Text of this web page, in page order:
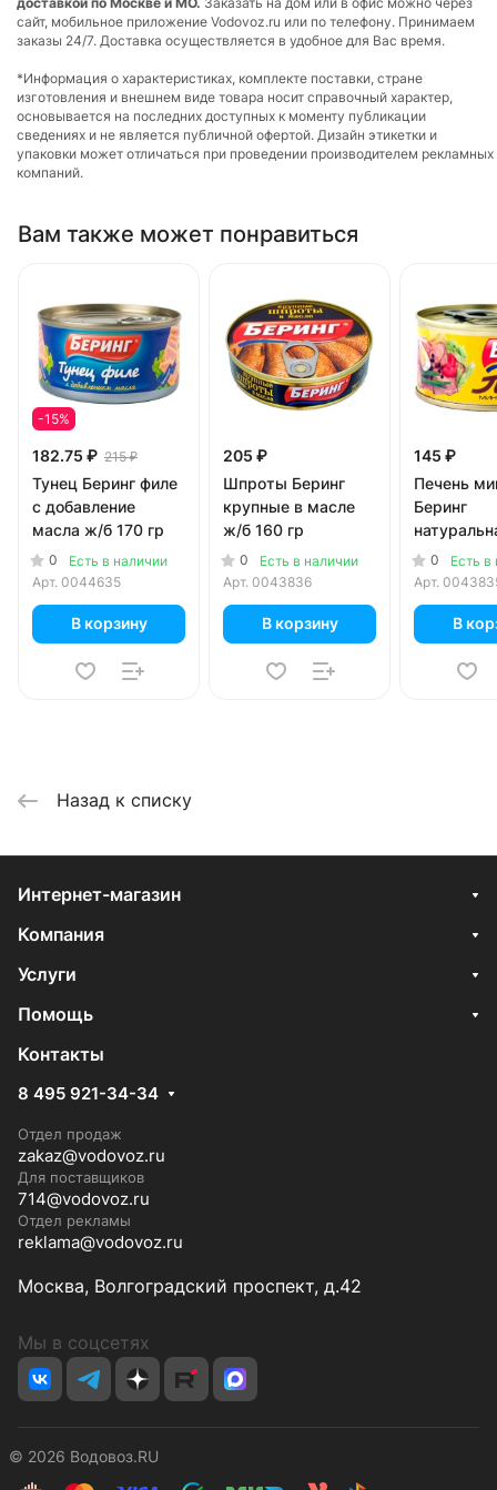
сайт, мобильное приложение Vodovoz.ru или по телефону. Принимаем
заказы 24/7. Доставка осуществляется в удобное для Вас время.
*Информация о характеристиках, комплекте поставки, стране
изготовления и внешнем виде товара носит справочный характер,
основывается на последних доступных к моменту публикации
сведениях и не является публичной офертой. Дизайн этикетки и
упаковки может отличаться при проведении производителем рекламных
компаний.
Вам также может понравиться
-15%
182.75 ₽ 215 ₽
Тунец Беринг филе
с добавление
масла ж/б 170 гр
0
Есть в наличии
Арт. 0044635
В корзину
205 ₽
Шпроты Беринг
крупные в масле
ж/б 160 гр
0
Есть в наличии
Арт. 0043836
В корзину
145 ₽
Печень
Беринг
120 гр
0
Есть в
Арт.
В
Назад к списку
Интернет-магазин
Компания
Услуги
Помощь
Контакты
8 495 921-34-34
Отдел продаж
zakaz@vodovoz.ru
Для поставщиков
714@vodovoz.ru
Отдел рекламы
reklama@vodovoz.ru
Москва, Волгоградский проспект, д.42
Мы в соцсетях
© 2026 Водовоз.RU